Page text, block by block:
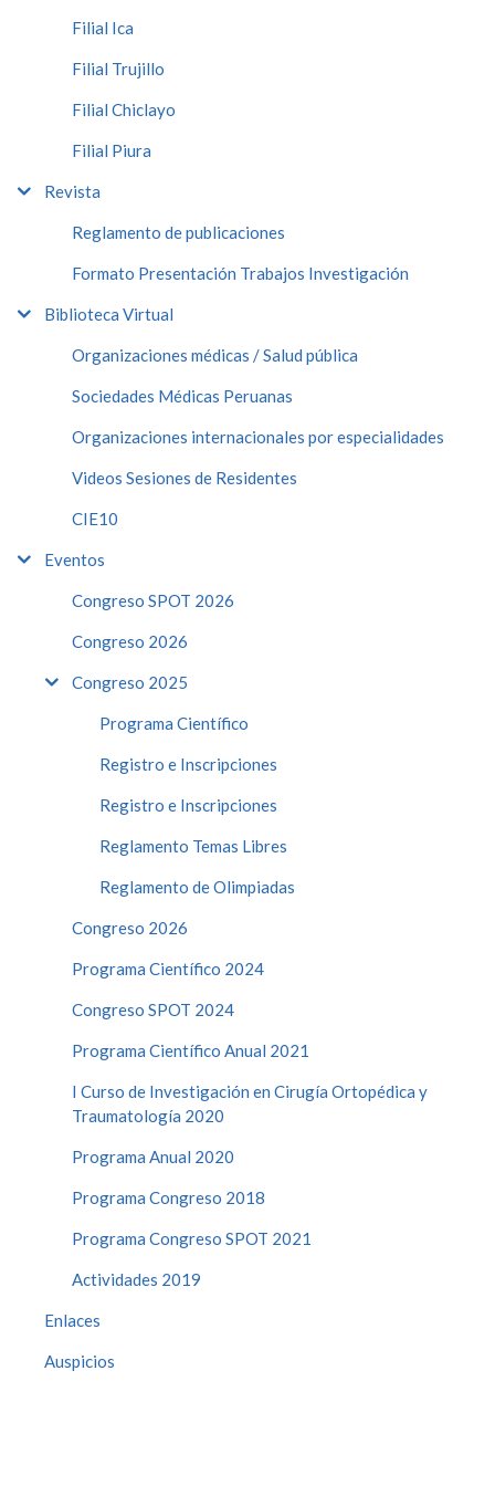
Filial Ica
Filial Trujillo
Filial Chiclayo
Filial Piura
Revista
Reglamento de publicaciones
Formato Presentación Trabajos Investigación
Biblioteca Virtual
Organizaciones médicas / Salud pública
Sociedades Médicas Peruanas
Organizaciones internacionales por especialidades
Videos Sesiones de Residentes
CIE10
Eventos
Congreso SPOT 2026
Congreso 2026
Congreso 2025
Programa Científico
Registro e Inscripciones
Registro e Inscripciones
Reglamento Temas Libres
Reglamento de Olimpiadas
Congreso 2026
Programa Científico 2024
Congreso SPOT 2024
Programa Científico Anual 2021
I Curso de Investigación en Cirugía Ortopédica y
Traumatología 2020
Programa Anual 2020
Programa Congreso 2018
Programa Congreso SPOT 2021
Actividades 2019
Enlaces
Auspicios